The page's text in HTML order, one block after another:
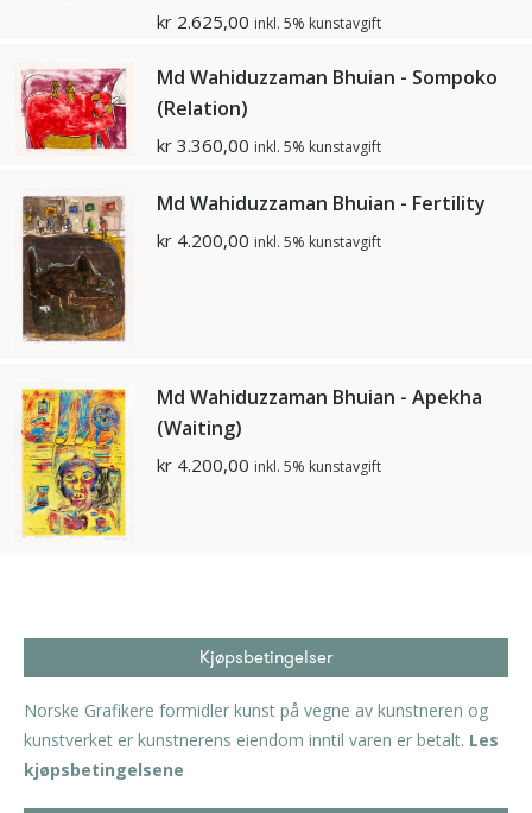
kr 2.625,00 inkl. 5% kunstavgift
Md Wahiduzzaman Bhuian - Sompoko
(Relation)
kr 3.360,00 inkl. 5% kunstavgift
Md Wahiduzzaman Bhuian - Fertility
kr 4.200,00 inkl. 5% kunstavgift
Md Wahiduzzaman Bhuian - Apekha
(Waiting)
kr 4.200,00 inkl. 5% kunstavgift
Kjøpsbetingelser
Norske Grafikere formidler kunst på vegne av kunstneren og
kunstverket er kunstnerens eiendom inntil varen er betalt. Les
kjøpsbetingelsene